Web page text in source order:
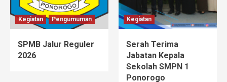
Kegiatan Pengumuman
SPMB Jalur Reguler
2026
Kegiatan
Serah Terima
Jabatan Kepala
Sekolah SMPN 1
Ponorogo